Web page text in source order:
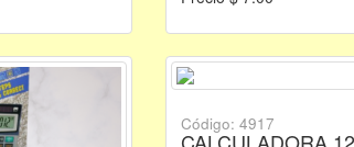
Código: 4917
CALCULADORA 12